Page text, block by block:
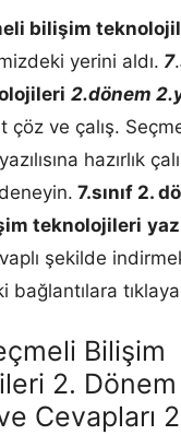
bilişim
yerini aldı. 7.
2.dönem
çöz ve çalış.
hazırlık
7.sınıf 2.
teknolojileri
şekilde
bağlantılara
Bilişim
2. Dönem
Cevapları